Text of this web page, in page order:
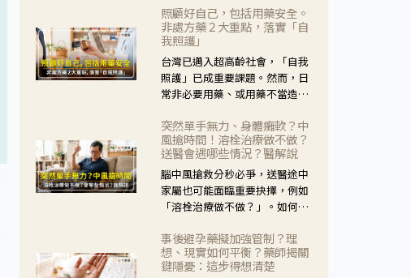
模式，用結合情境互動等豐富活
動，將抽象的失智轉化為可感
受、可討論的生活情境，並引導
民眾在家人開始出現改變時，以
理解取代責備、以耐心回應不
安。
照顧好自己，包括用藥安全。
非處方藥２大重點，落實「自
我照護」
台灣已邁入超高齡社會，「自我
照護」已成重要課題。然而，日
常非必要用藥、或用藥不當造成
在重要。社團法人台灣自我照護
產業協會 提出「非處方藥正確使
用」與「藥師給力」，鼓勵民眾
建立安全且正確的自我照護習
慣。
突然單手無力、身體癱軟？中
風搶時間！溶栓治療做不做？
送醫會遇哪些情況？醫解說
腦中風搶救分秒必爭，送醫途中
家屬也可能面臨重要抉擇，例如
「溶栓治療做不做？」。如何搶
會理事長陳龍醫師解說！
事後避孕藥擬加強管制？理
想、現實如何平衡？藥師揭關
鍵隱憂：這步得想清楚